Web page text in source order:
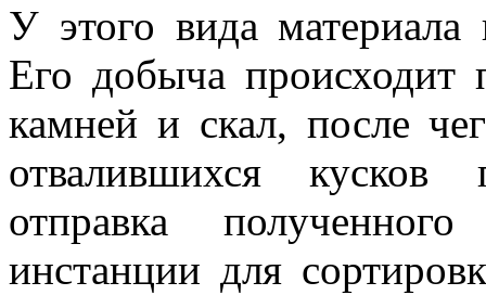
У этого вида материала
Его добыча происходит
камней и скал, после
отвалившихся кусков
отправка
инстанции для